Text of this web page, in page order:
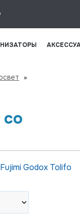
»
FujimiGodox Tolifo